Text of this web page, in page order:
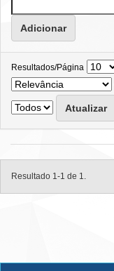
Resultados/Página
Resultado 1-1 de 1.